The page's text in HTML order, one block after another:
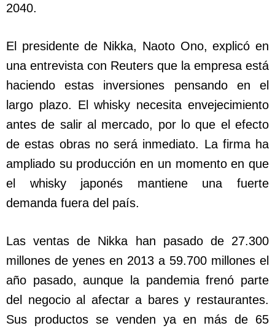
2040.
El presidente de Nikka, Naoto Ono, explicó en
una entrevista con Reuters que la empresa está
haciendo estas inversiones pensando en el
largo plazo. El whisky necesita envejecimiento
antes de salir al mercado, por lo que el efecto
de estas obras no será inmediato. La firma ha
ampliado su producción en un momento en que
el whisky japonés mantiene una fuerte
demanda fuera del país.
Las ventas de Nikka han pasado de 27.300
millones de yenes en 2013 a 59.700 millones el
año pasado, aunque la pandemia frenó parte
del negocio al afectar a bares y restaurantes.
Sus productos se venden ya en más de 65